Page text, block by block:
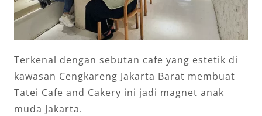
Terkenal dengan sebutan cafe yang estetik di
kawasan Cengkareng Jakarta Barat membuat
Tatei Cafe and Cakery ini jadi magnet anak
muda Jakarta.